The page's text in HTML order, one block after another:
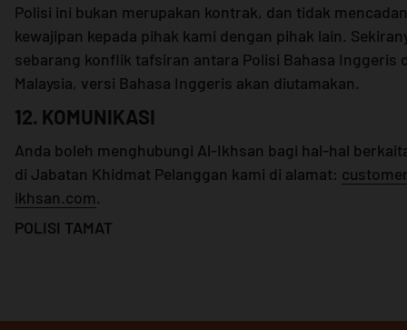
Polisi ini bukan merupakan kontrak, dan tidak
kewajipan kepada pihak kami dengan pihak lain.
sebarang konflik tafsiran antara Polisi Bahasa Inggeris
Malaysia, versi Bahasa Inggeris akan diutamakan.
12. KOMUNIKASI
Anda boleh menghubungi Al-Ikhsan bagi hal-hal
di Jabatan Khidmat Pelanggan kami di alamat:
ikhsan.com.
POLISI TAMAT